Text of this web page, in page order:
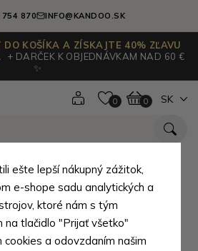
870 INFO@KANDOO.SK
DO KOŠÍKA A ZÍSKAJTE 40% ZĽAVU
+ DARČEK K OBJEDNÁVKAM NAD 60 €
✨
0 0 SK
kožená
Athina
ešte lepší nákupný zážitok,
e-shope sadu analytických a
ktoré nám s tým
na tlačidlo "Prijať všetko"
a odovzdaním našim